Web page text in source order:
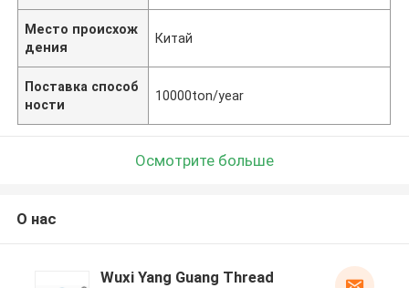
Место происхож
дения
Китай
Поставка способ
ности
10000ton/year
Осмотрите больше
О нас
Wuxi Yang Guang Thread